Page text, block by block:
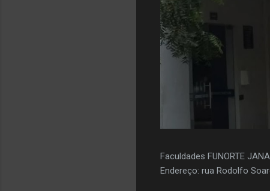
Faculdades FUNORTE
Endereço: rua Rodolfo